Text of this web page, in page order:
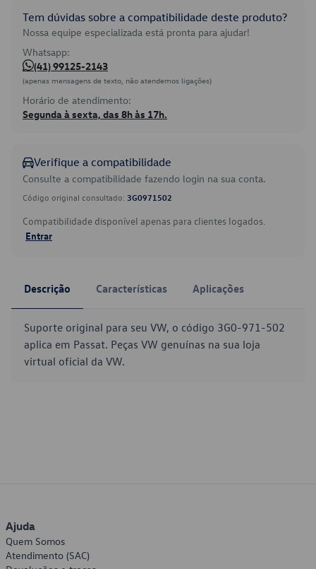
Tem dúvidas sobre a compatibilidade deste produto?
Nossa equipe especializada está pronta para ajudar!
Whatsapp:
(41) 99125-2143
(apenas mensagens de texto, não atendemos ligações)
Horário de atendimento:
Segunda à sexta, das 8h às 17h.
Verifique a compatibilidade
Consulte a compatibilidade fazendo login na sua conta.
Código original consultado: 3G0971502
Compatibilidade disponível apenas para clientes logados.
Entrar
Descrição Características Aplicações
Suporte original para seu VW, o código 3G0-971-502
aplica em Passat. Peças VW genuínas na sua loja
virtual oficial da VW.
Ajuda
Quem Somos
Atendimento (SAC)